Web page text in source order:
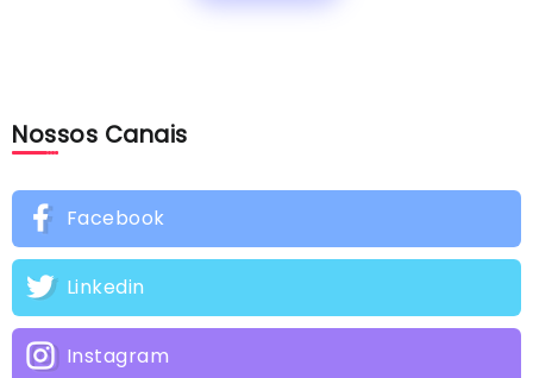
Nossos Canais
Facebook
Linkedin
Instagram